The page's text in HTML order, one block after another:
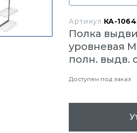
Артикул КА-
Полка
уровневая
полн. выдв.
Доступен под заказ